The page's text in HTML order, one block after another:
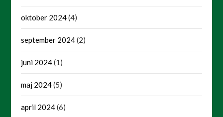
oktober 2024(4)
september 2024(2)
juni 2024(1)
maj 2024(5)
april 2024(6)